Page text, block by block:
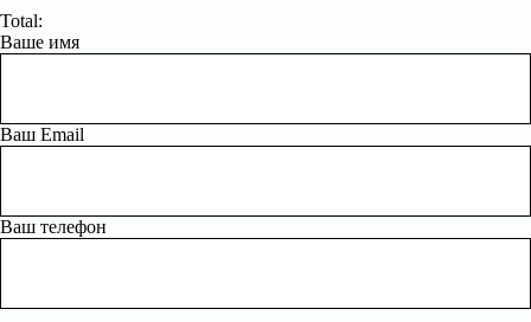
Total:
Ваше имя
Ваш Email
Ваш телефон